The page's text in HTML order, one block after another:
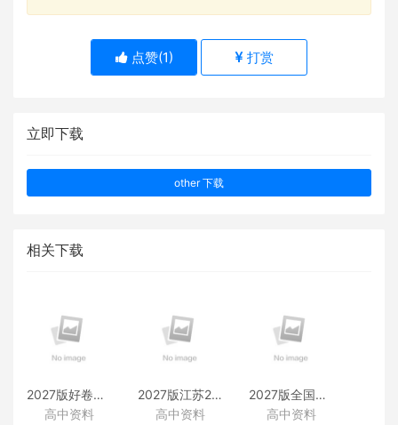
点赞(1) 打赏
立即下载
other 下载
相关下载
2027版好卷速递附赠资料
高中资料
2027版江苏28套附赠资料
高中资料
2027版全国38套附赠资料
高中资料